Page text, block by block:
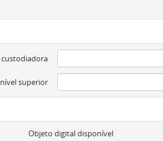
superior
Objeto digital disponível